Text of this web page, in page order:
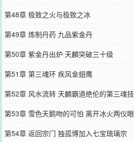
第48章 极致之火与极致之冰
第49章 炼制丹药 九品紫金丹
第50章 紫金丹出炉 天麟突破三十级
第51章 第三魂环 疾风金翅鹰
第52章 风水流转 天麟霸道绝伦的第三魂技
第53章 雪色天鹅吻的可怕 离开冰火两仪眼
第54章 返回宗门 独孤博加入七宝琉璃宗